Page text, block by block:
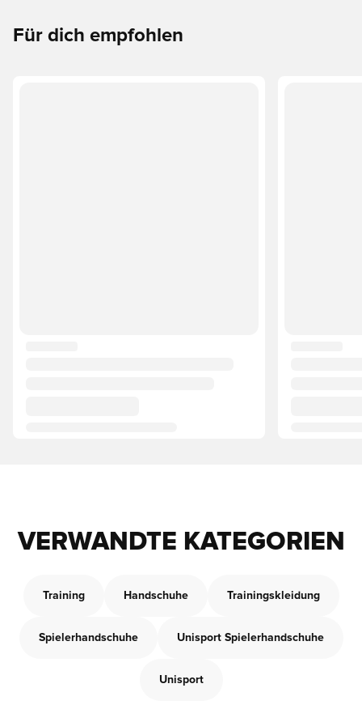
Für dich empfohlen
VERWANDTE KATEGORIEN
Training Handschuhe Trainingskleidung
Spielerhandschuhe Unisport Spielerhandschuhe
Unisport